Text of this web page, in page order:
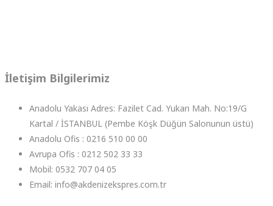
İletişim Bilgilerimiz
Anadolu Yakası Adres: Fazilet Cad. Yukarı Mah. No:19/G
Kartal / İSTANBUL (Pembe Köşk Düğün Salonunun üstü)
Anadolu Ofis : 0216 510 00 00
Avrupa Ofis : 0212 502 33 33
Mobil: 0532 707 04 05
Email: info@akdenizekspres.com.tr